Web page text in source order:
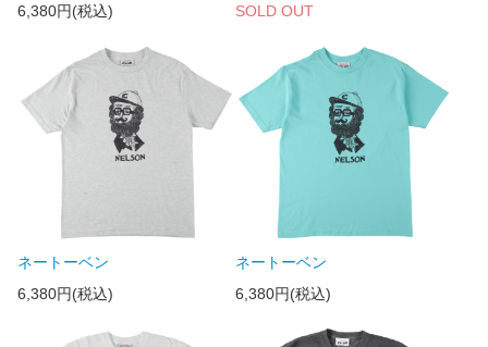
6,380円(税込)
SOLD OUT
ネートーベン
6,380円(税込)
ネートーベン
6,380円(税込)